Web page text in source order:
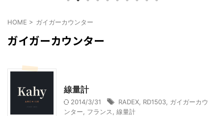
HOME > ガイガーカウンター
ガイガーカウンター
線量計
2014/3/31 RADEX RD1503 ガイガーカウ
ンター
フランス 線量計